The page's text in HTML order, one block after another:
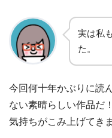
実は私
た。
今回何十年かぶりに読
ない素晴らしい作品だ
気持ちがこみ上げてき